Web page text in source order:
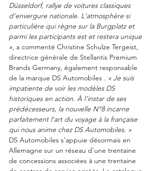
Düsseldorf, rallye de voitures classiques
d'envergure nationale. L'atmosphère si
particulière qui règne sur la Burgplatz et
parmi les participants est et restera unique
», a commenté Christine Schulze Tergeist,
directrice générale de Stellantis Premium
Brands Germany, également responsable
de la marque DS Automobiles . « Je suis
impatiente de voir les modèles DS
historiques en action. À l'instar de ses
prédécesseurs, la nouvelle N°8 incarne
parfaitement l'art du voyage à la française
qui nous anime chez DS Automobiles. »
DS Automobiles s'appuie désormais en
Allemagne sur un réseau d'une trentaine
de concessions associées à une trentaine